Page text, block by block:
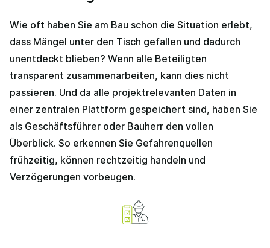
Wie oft haben Sie am Bau schon die Situation erlebt,
dass Mängel unter den Tisch gefallen und dadurch
unentdeckt blieben? Wenn alle Beteiligten
transparent zusammenarbeiten, kann dies nicht
passieren. Und da alle projektrelevanten Daten in
einer zentralen Plattform gespeichert sind, haben Sie
als Geschäftsführer oder Bauherr den vollen
Überblick. So erkennen Sie Gefahrenquellen
frühzeitig, können rechtzeitig handeln und
Verzögerungen vorbeugen.